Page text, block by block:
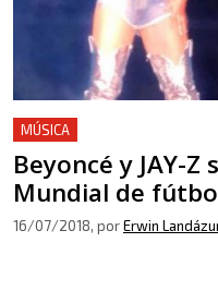
MÚSICA
Beyoncé y JAY-
Mundial de
16/07/2018, porErwin